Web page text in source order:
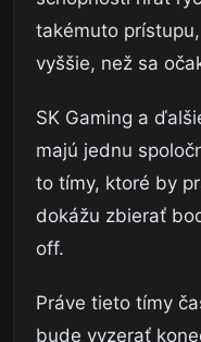
takémuto
vyššie, než sa
SK Gaming a
majú jednu
to tímy, ktoré by
dokážu zbierať
off.
Práve tieto tímy
bude vyzerať